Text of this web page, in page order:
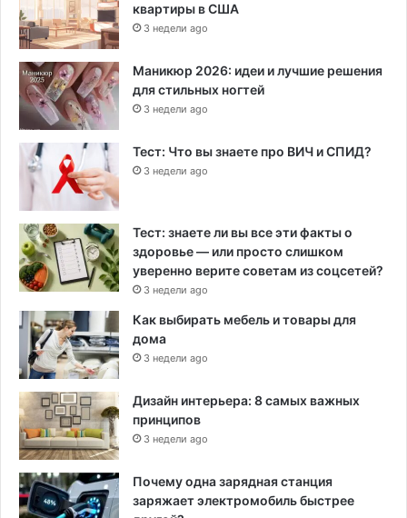
квартиры в США
3 недели ago
Маникюр 2026: идеи и лучшие решения
для стильных ногтей
3 недели ago
Тест: Что вы знаете про ВИЧ и СПИД?
3 недели ago
Тест: знаете ли вы все эти факты о
здоровье — или просто слишком
уверенно верите советам из соцсетей?
3 недели ago
Как выбирать мебель и товары для
дома
3 недели ago
Дизайн интерьера: 8 самых важных
принципов
3 недели ago
Почему одна зарядная станция
заряжает электромобиль быстрее